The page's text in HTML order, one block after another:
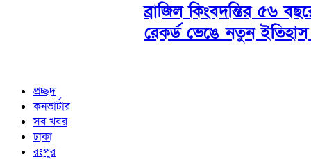
ব্রাজিল কিংবদন্তির ৫৬
রেকর্ড ভেঙে নতুন
প্রচ্ছদ
কনভার্টার
সব খবর
ঢাকা
রংপুর